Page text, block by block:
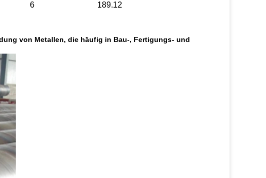
6 189.12
von Metallen, die häufig in Bau-, Fertigungs- und